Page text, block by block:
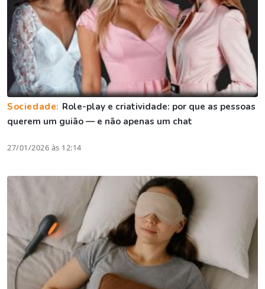
Sociedade: Role-play e criatividade: por que as pessoas
querem um guião — e não apenas um chat
27/01/2026 às 12:14